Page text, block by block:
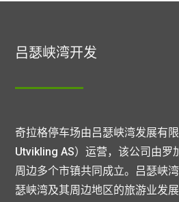
吕瑟峡湾开发
奇拉格停车场由吕瑟峡湾发展有
Utvikling AS）运营，该公司由罗
周边多个市镇共同成立。吕瑟峡
瑟峡湾及其周边地区的旅游业发